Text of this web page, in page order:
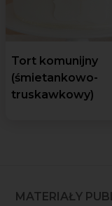
Tort komunijny
(śmietankowo-
truskawkowy)
MATERIAŁY